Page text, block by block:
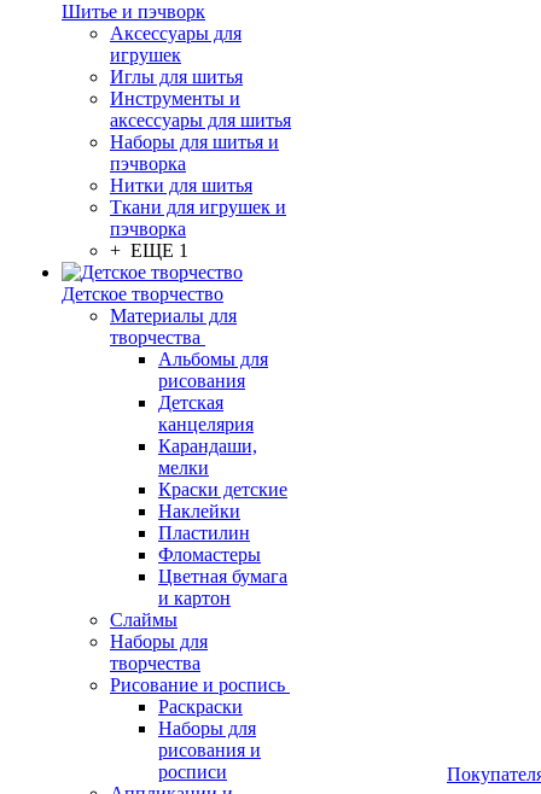
Шитье и пэчворк
Аксессуары для
игрушек
Иглы для шитья
Инструменты и
аксессуары для шитья
Наборы для шитья и
пэчворка
Нитки для шитья
Ткани для игрушек и
пэчворка
+ ЕЩЕ 1
Детское творчество
Материалы для
творчества
Альбомы для
рисования
Детская
канцелярия
Карандаши,
мелки
Краски детские
Наклейки
Пластилин
Фломастеры
Цветная бумага
и картон
Слаймы
Наборы для
творчества
Рисование и роспись
Раскраски
Наборы для
рисования и
росписи